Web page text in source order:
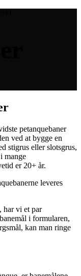
petanquebaner
ved at bygge en
stigrus eller slotsgrus,
mange
er 20+ år.
leveres
har vi et par
i formularen,
kan man ringe